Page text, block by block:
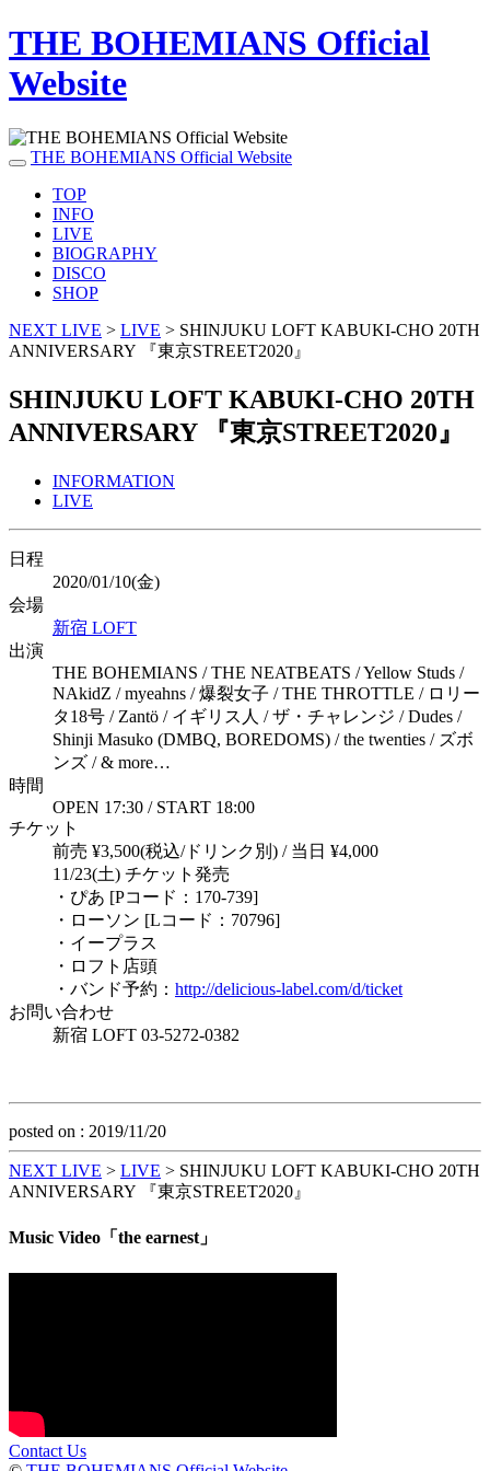
THE BOHEMIANS Official
Website
THE BOHEMIANS Official Website
TOP
INFO
LIVE
BIOGRAPHY
DISCO
SHOP
NEXT LIVE > LIVE > SHINJUKU LOFT KABUKI-CHO 20TH
ANNIVERSARY 『東京STREET2020』
SHINJUKU LOFT KABUKI-CHO 20TH
ANNIVERSARY 『東京STREET2020』
INFORMATION
LIVE
日程
2020/01/10(金)
会場
新宿 LOFT
出演
THE BOHEMIANS / THE NEATBEATS / Yellow Studs /
NAkidZ / myeahns / 爆裂女子 / THE THROTTLE / ロリー
タ18号 / Zantö / イギリス人 / ザ・チャレンジ / Dudes /
Shinji Masuko (DMBQ, BOREDOMS) / the twenties / ズボ
ンズ / & more…
時間
OPEN 17:30 / START 18:00
チケット
前売 ¥3,500(税込/ドリンク別) / 当日 ¥4,000
11/23(土) チケット発売
・ぴあ [Pコード：170-739]
・ローソン [Lコード：70796]
・イープラス
・ロフト店頭
・バンド予約： http://delicious-label.com/d/ticket
お問い合わせ
新宿 LOFT 03-5272-0382
posted on : 2019/11/20
NEXT LIVE > LIVE > SHINJUKU LOFT KABUKI-CHO 20TH
ANNIVERSARY 『東京STREET2020』
Music Video「the earnest」
Contact Us